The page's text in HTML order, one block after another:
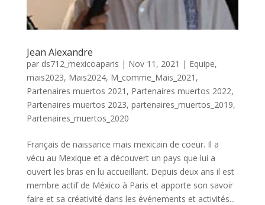
Jean Alexandre
par ds712_mexicoaparis | Nov 11, 2021 | Equipe,
mais2023, Mais2024, M_comme_Mais_2021 ,
Partenaires muertos 2021 , Partenaires muertos 2022,
Partenaires muertos 2023, partenaires_muertos_2019,
Partenaires_muertos_2020
Français de naissance mais mexicain de coeur. Il a
vécu au Mexique et a découvert un pays que lui a
ouvert les bras en lu accueillant. Depuis deux ans il est
membre actif de México à Paris et apporte son savoir
faire et sa créativité dans les événements et activités...